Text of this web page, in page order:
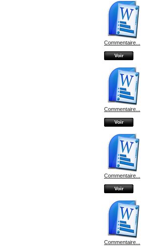
Commentaire...
Voir
Commentaire...
Voir
Commentaire...
Voir
Commentaire...